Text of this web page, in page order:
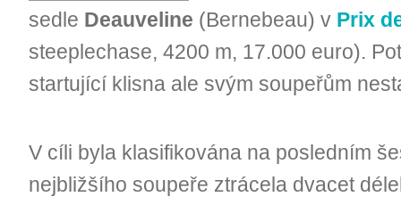
sedle Deauveline (Bernebeau) v Prix
steeplechase, 4200 m, 17.000 euro).
startující klisna ale svým soupeřům
V cíli byla klasifikována na posledním
nejbližšího soupeře ztrácela dvacet